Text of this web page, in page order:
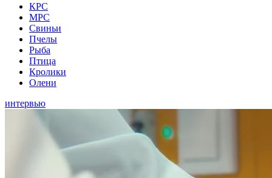
КРС
МРС
Свиньи
Пчелы
Рыба
Птица
Кролики
Олени
интервью